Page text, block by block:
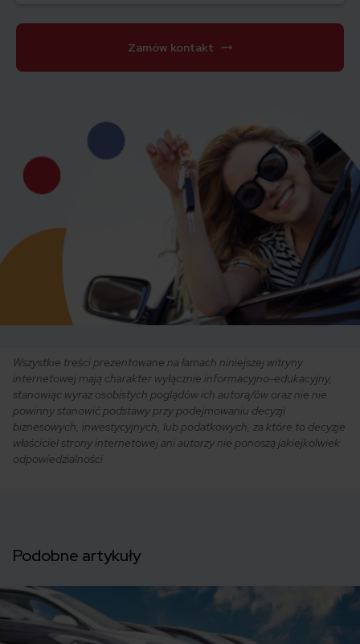
Zamów kontakt
Wszystkie treści prezentowane na łamach niniejszej witryny
internetowej mają charakter wyłącznie informacyjno-edukacyjny,
stanowiąc wyraz osobistych poglądów ich autora/ów oraz nie nie
powinny stanowić podstawy przy podejmowaniu decyzji
biznesowych, inwestycyjnych, lub podatkowych, za które to decyzje
właściciel strony internetowej ani autorzy nie ponoszą jakiejkolwiek
odpowiedzialności.
Podobne artykuły